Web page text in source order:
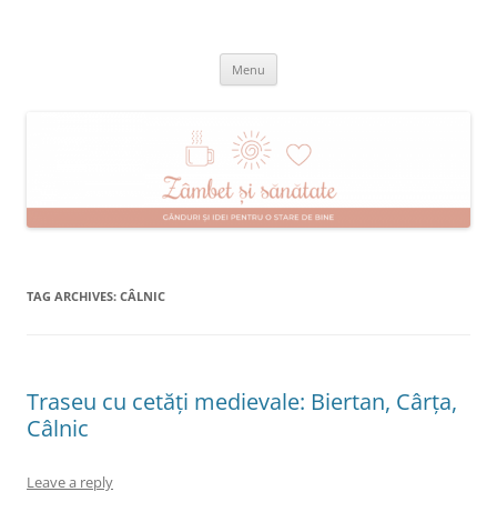
Menu
TAG ARCHIVES: CÂLNIC
Traseu cu cetăți medievale: Biertan, Cârța,
Câlnic
Leave a reply